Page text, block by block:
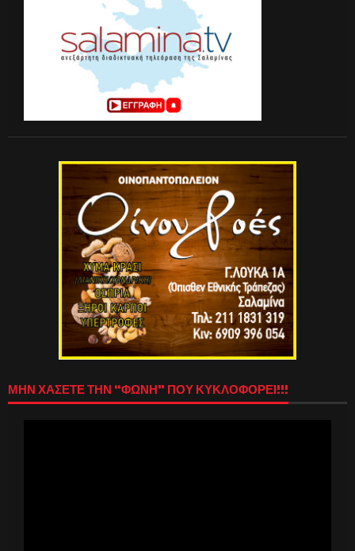
ΜΗΝ ΧΑΣΕΤΕ ΤΗΝ “ΦΩΝΗ” ΠΟΥ ΚΥΚΛΟΦΟΡΕΙ!!!